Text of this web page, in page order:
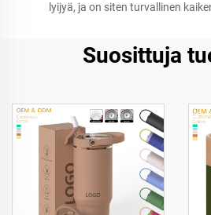
lyijyä, ja on siten turvallinen
Suosittuja